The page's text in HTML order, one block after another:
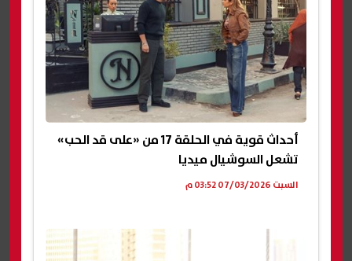
أحداث قوية في الحلقة 17 من «على قد الحب»
تشعل السوشيال ميديا
السبت 07/03/2026 03:52 م